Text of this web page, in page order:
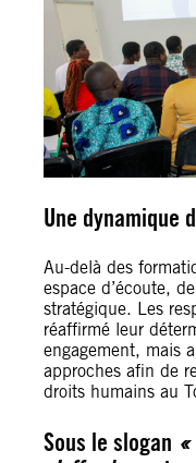
Une dynamique
Au-delà des
espace d’écoute,
stratégique. Les
réaffirmé leur
engagement, mais
approches afin de
droits humains au
Sous le slogan